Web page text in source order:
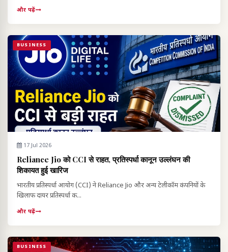
और पढ़ें
BUSINESS
17 Jul 2026
Reliance Jio को CCI से राहत, प्रतिस्पर्धा कानून उल्लंघन की
शिकायत हुई खारिज
भारतीय प्रतिस्पर्धा आयोग (CCI) ने Reliance Jio और अन्य टेलीकॉम कंपनियों के
खिलाफ दायर प्रतिस्पर्धा क...
और पढ़ें
BUSINESS